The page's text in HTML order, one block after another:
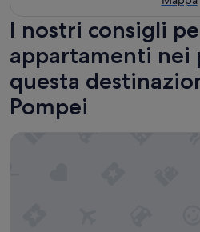
I nostri consigli
appartamenti nei
questa
Pompei